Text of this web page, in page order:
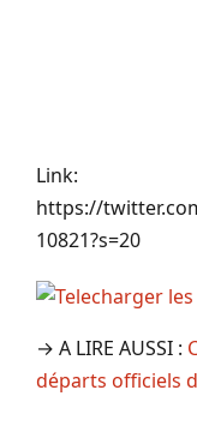
Link:
https://
10821?s=20
→ A LIRE AUSSI :
départs officiels